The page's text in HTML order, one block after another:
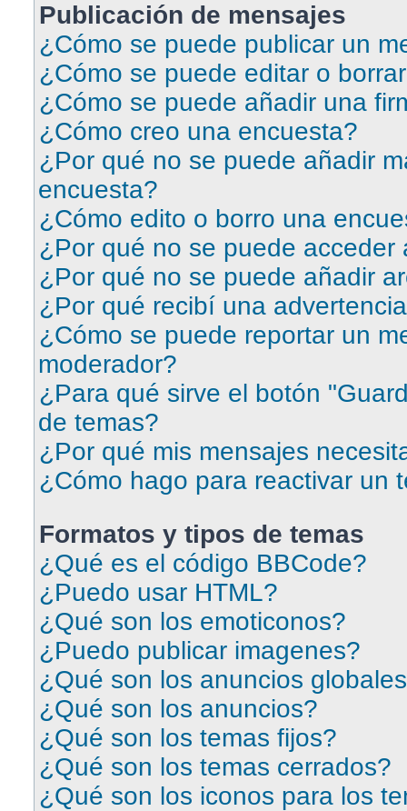
Publicación de mensajes
¿Cómo se puede publicar un
¿Cómo se puede editar o
¿Cómo se puede añadir una
¿Cómo creo una encuesta?
¿Por qué no se puede añadir
encuesta?
¿Cómo edito o borro una
¿Por qué no se puede acceder
¿Por qué no se puede añadir
¿Por qué recibí una
¿Cómo se puede reportar un
moderador?
¿Para qué sirve el botón
de temas?
¿Por qué mis mensajes
¿Cómo hago para reactivar un
Formatos y tipos de temas
¿Qué es el código BBCode?
¿Puedo usar HTML?
¿Qué son los emoticonos?
¿Puedo publicar imagenes?
¿Qué son los anuncios
¿Qué son los anuncios?
¿Qué son los temas fijos?
¿Qué son los temas cerrados?
¿Qué son los iconos para los